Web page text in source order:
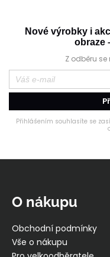
Nové výrobky i
obraze
Z odběru
Přihlášením souhlasíte se
O nákupu
Obchodní podmínky
Vše o nákupu